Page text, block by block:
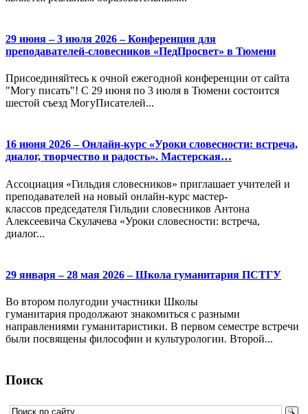
29 июня – 3 июля 2026 – Конференция для
преподавателей-словесников «ПедПросвет» в Тюмени
Присоединяйтесь к очной ежегодной конференции от сайта
"Могу писать"! С 29 июня по 3 июля в Тюмени состоится
шестой съезд МогуПисателей...
16 июня 2026 – Онлайн-курс «Уроки словесности: встреча,
диалог, творчество и радость». Мастерская…
Ассоциация «Гильдия словесников» приглашает учителей и
преподавателей на новый онлайн-курс мастер-
классов председателя Гильдии словесников Антона
Алексеевича Скулачева «Уроки словесности: встреча,
диалог...
29 января – 28 мая 2026 – Школа гуманитария ПСТГУ
Во втором полугодии участники Школы
гуманитария продолжают знакомиться с разными
направлениями гуманитаристики. В первом семестре встречи
были посвящены философии и культурологии. Второй...
Поиск